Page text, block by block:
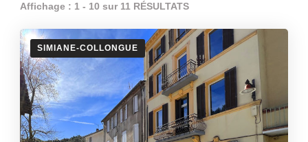
Affichage : 1 - 10 sur 11 RÉSULTATS
SIMIANE-COLLONGUE